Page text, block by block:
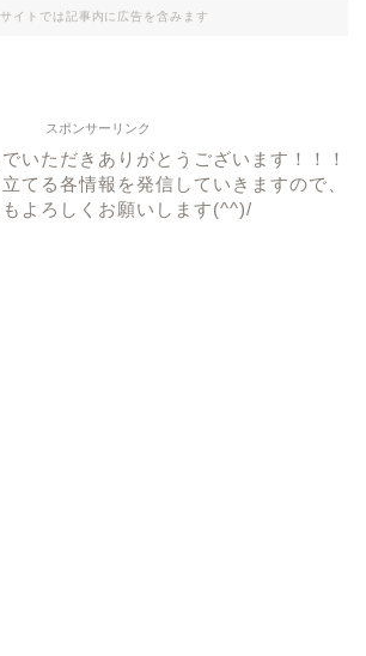
サイトでは記事内に広告を含みます
スポンサーリンク
いただきありがとうございます！！！
てる各情報を発信していきますので、
よろしくお願いします(^^)/